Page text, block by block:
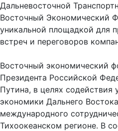
Дальневосточной
Восточный Экономический
уникальной площадкой для
встреч и переговоров
Восточный экономический
Президента Российской
Путина, в целях содействия
экономики Дальнего
международного
Тихоокеанском регионе. В